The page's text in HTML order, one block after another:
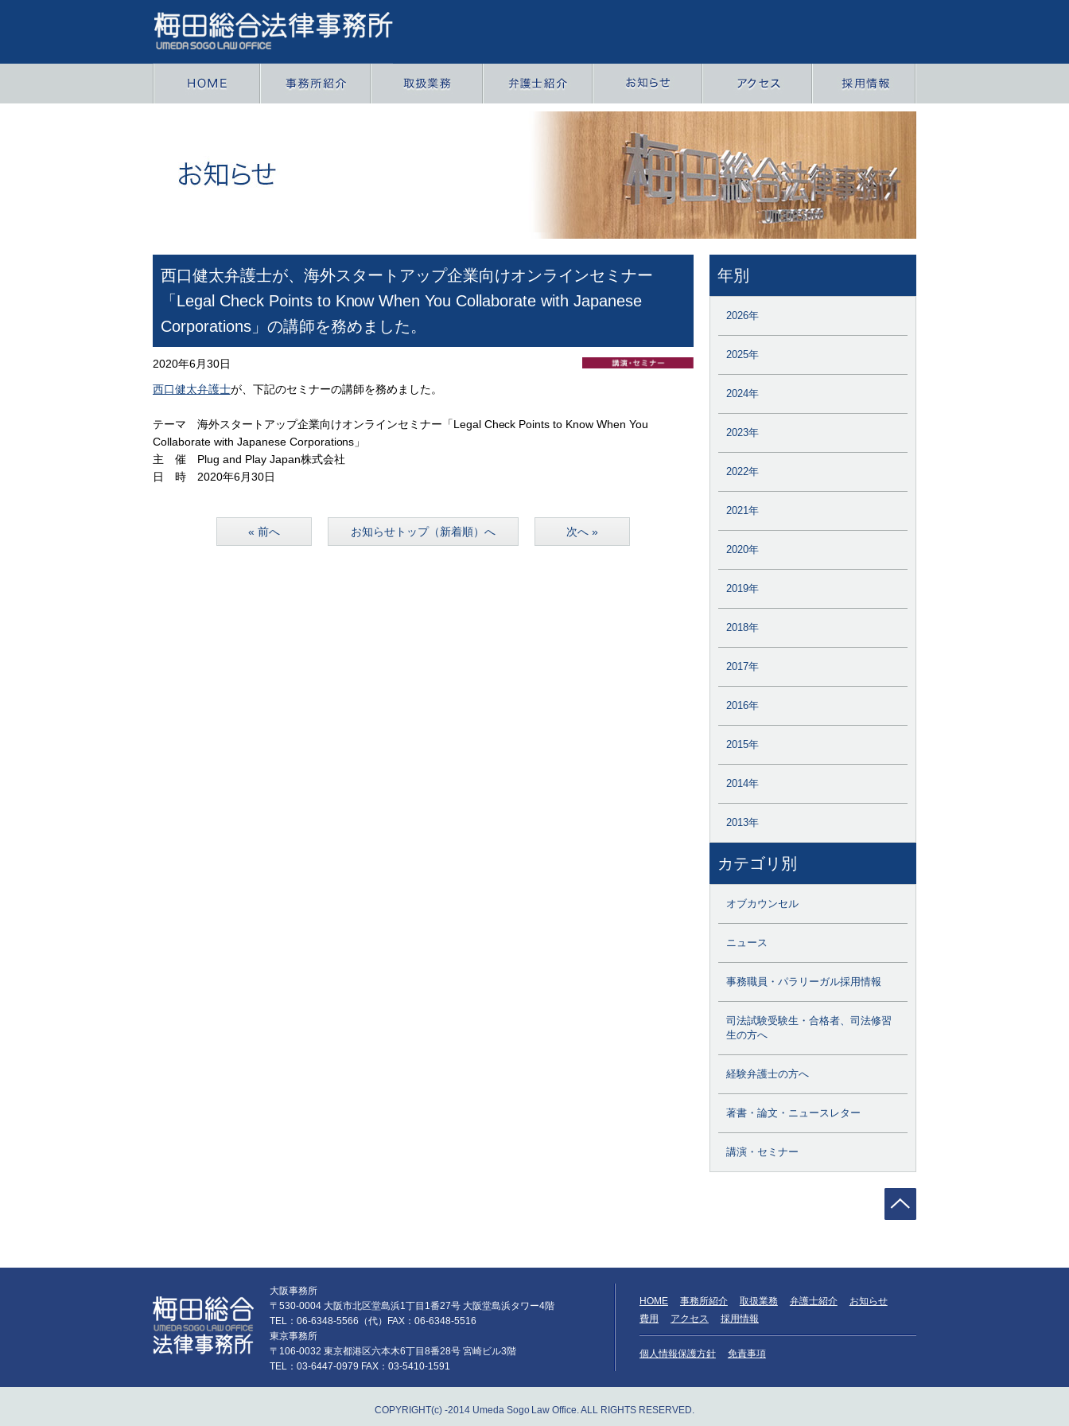
西口健太弁護士が、海外スタートアップ企業向けオンラインセミナー
「Legal Check Points to Know When You Collaborate with Japanese
Corporations」の講師を務めました。
2020年6月30日
西口健太弁護士が、下記のセミナーの講師を務めました。
テーマ 海外スタートアップ企業向けオンラインセミナー「Legal Check Points to Know When You
Collaborate with Japanese Corporations」
主 催 Plug and Play Japan株式会社
日 時 2020年6月30日
« 前へ お知らせトップ（新着順）へ 次へ »
年別
2026年
2025年
2024年
2023年
2022年
2021年
2020年
2019年
2018年
2017年
2016年
2015年
2014年
2013年
カテゴリ別
オブカウンセル
ニュース
事務職員・パラリーガル採用情報
司法試験受験生・合格者、司法修習
生の方へ
経験弁護士の方へ
著書・論文・ニュースレター
講演・セミナー
大阪事務所
〒530-0004 大阪市北区堂島浜1丁目1番27号 大阪堂島浜タワー4階
TEL：06-6348-5566（代）FAX：06-6348-5516
東京事務所
〒106-0032 東京都港区六本木6丁目8番28号 宮崎ビル3階
TEL：03-6447-0979 FAX：03-5410-1591
HOME 事務所紹介 取扱業務 弁護士紹介
お知らせ
費用
アクセス 採用情報
個人情報保護方針 免責事項
COPYRIGHT(c) -2014 Umeda Sogo Law Office. ALL RIGHTS RESERVED.